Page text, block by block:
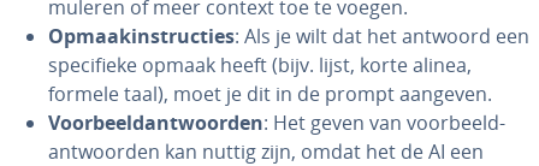
mu­le­ren of meer context toe te voegen.
Op­maak­in­struc­ties: Als je wilt dat het antwoord een
spe­ci­fie­ke opmaak heeft (bijv. lijst, korte alinea,
formele taal), moet je dit in de prompt aangeven.
Voor­beeld­ant­woor­den: Het geven van voor­beeld­
ant­woor­den kan nuttig zijn, omdat het de AI een